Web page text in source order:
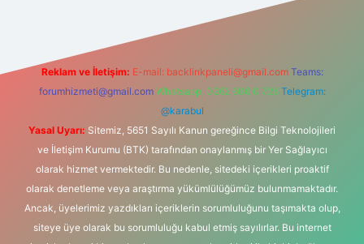
Reklam ve İletişim: E-mail: backlinkpaneli@gmail.com Teams:
forumhizmeti@gmail.com Whatsapp: 0262 606 0 726 Telegram:
@karabul
Yasal Uyarı: Sitemiz, 5651 Sayılı Kanun gereğince Bilgi Teknolojileri
ve İletişim Kurumu (BTK) tarafından onaylanmış bir Yer Sağlayıcı
olarak hizmet vermektedir. Bu nedenle, sitedeki içerikleri proaktif
olarak denetleme veya araştırma yükümlülüğümüz bulunmamaktadır.
Ancak, üyelerimiz yazdıkları içeriklerin sorumluluğunu taşımakta olup,
siteye üye olarak bu sorumluluğu kabul etmiş sayılırlar. Bu internet